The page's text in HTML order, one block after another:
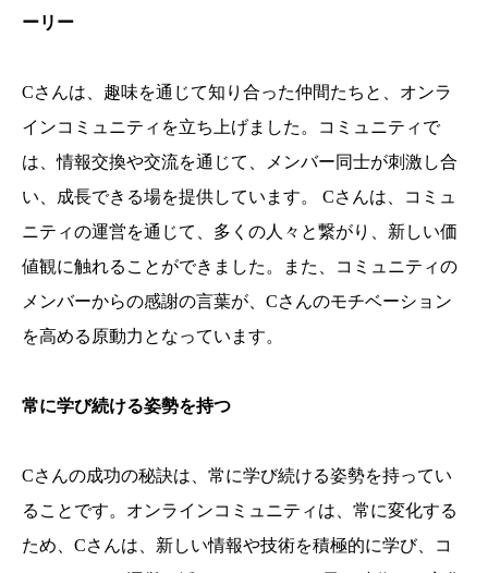
ーリー
Cさんは、趣味を通じて知り合った仲間たちと、オンラ
インコミュニティを立ち上げました。コミュニティで
は、情報交換や交流を通じて、メンバー同士が刺激し合
い、成長できる場を提供しています。 Cさんは、コミュ
ニティの運営を通じて、多くの人々と繋がり、新しい価
値観に触れることができました。また、コミュニティの
メンバーからの感謝の言葉が、Cさんのモチベーション
を高める原動力となっています。
常に学び続ける姿勢を持つ
Cさんの成功の秘訣は、常に学び続ける姿勢を持ってい
ることです。オンラインコミュニティは、常に変化する
ため、Cさんは、新しい情報や技術を積極的に学び、コ